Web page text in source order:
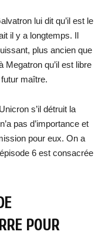
lui dit qu’il est le
il y a longtemps. Il
plus ancien que
Megatron qu’il est libre
maître.
s’il détruit la
pas d’importance et
pour eux. On a
6 est consacrée
POUR